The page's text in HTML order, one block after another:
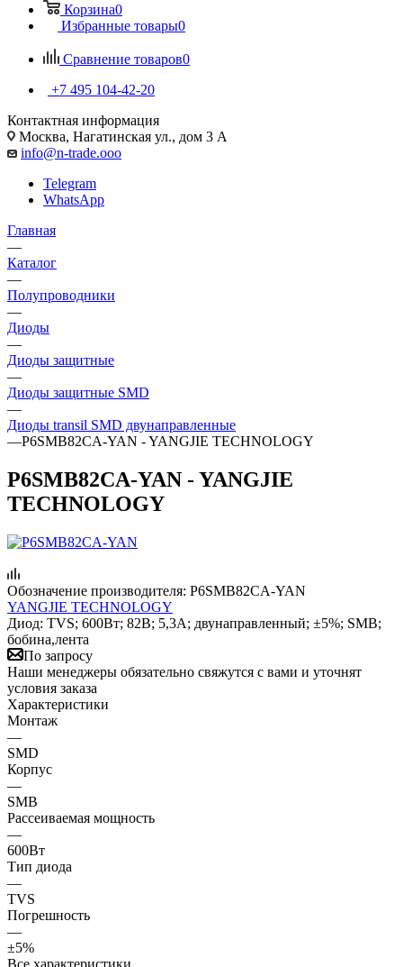
Корзина0
Избранные товары0
Сравнение товаров0
+7 495 104-42-20
Контактная информация
Москва, Нагатинская ул., дом 3 А
info@n-trade.ooo
Telegram
WhatsApp
Главная
—
Каталог
—
Полупроводники
—
Диоды
—
Диоды защитные
—
Диоды защитные SMD
—
Диоды transil SMD двунаправленные
—P6SMB82CA-YAN - YANGJIE TECHNOLOGY
P6SMB82CA-YAN - YANGJIE
TECHNOLOGY
Обозначение производителя: P6SMB82CA-YAN
YANGJIE TECHNOLOGY
Диод: TVS; 600Вт; 82В; 5,3А; двунаправленный; ±5%; SMB;
бобина,лента
По запросу
Наши менеджеры обязательно свяжутся с вами и уточнят
условия заказа
Характеристики
Монтаж
—
SMD
Корпус
—
SMB
Рассеиваемая мощность
—
600Вт
Тип диода
—
TVS
Погрешность
—
±5%
Все характеристики